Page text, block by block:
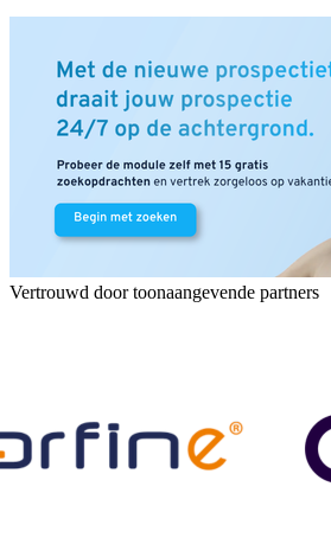
Vertrouwd door toonaangevende partners